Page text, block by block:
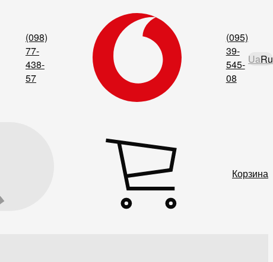
(098)
77-
438-
57
(095)
39-
545-
08
UaRu
Корзина